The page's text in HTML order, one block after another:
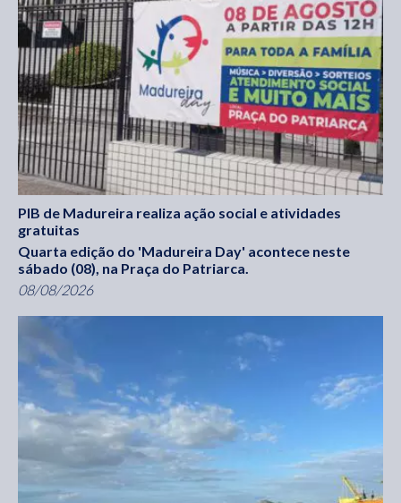
PIB de Madureira realiza ação social e atividades
gratuitas
Quarta edição do 'Madureira Day' acontece neste
sábado (08), na Praça do Patriarca.
08/08/2026